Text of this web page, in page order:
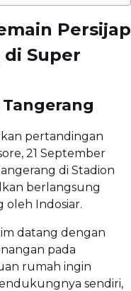
Persijap
Super
pertandingan
21 September
di Stadion
berlangsung
oleh Indosiar.
datang dengan
pada
rumah ingin
sendiri,